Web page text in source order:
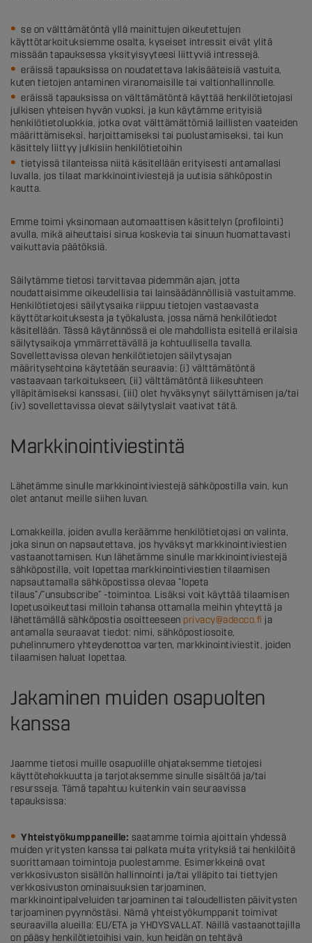
se on välttämätöntä yllä mainittujen oikeutettujen
käyttötarkoituksiemme osalta, kyseiset intressit eivät ylitä
missään tapauksessa yksityisyyteesi liittyviä intressejä.
eräissä tapauksissa on noudatettava lakisääteisiä vastuita,
kuten tietojen antaminen viranomaisille tai valtionhallinnolle.
eräissä tapauksissa on välttämätöntä käyttää henkilötietojasi
julkisen yhteisen hyvän vuoksi, ja kun käytämme erityisiä
henkilötietoluokkia, jotka ovat välttämättömiä laillisten vaateiden
määrittämiseksi, harjoittamiseksi tai puolustamiseksi, tai kun
käsittely liittyy julkisiin henkilötietoihin
tietyissä tilanteissa niitä käsitellään erityisesti antamallasi
luvalla, jos tilaat markkinointiviestejä ja uutisia sähköpostin
kautta.
Emme toimi yksinomaan automaattisen käsittelyn (profilointi)
avulla, mikä aiheuttaisi sinua koskevia tai sinuun huomattavasti
vaikuttavia päätöksiä.
Säilytämme tietosi tarvittavaa pidemmän ajan, jotta
noudattaisimme oikeudellisia tai lainsäädännöllisiä vastuitamme.
Henkilötietojesi säilytysaika riippuu tietojen vastaavasta
käyttötarkoituksesta ja työkalusta, jossa nämä henkilötiedot
käsitellään. Tässä käytännössä ei ole mahdollista esitellä erilaisia
säilytysaikoja ymmärrettävällä ja kohtuullisella tavalla.
Sovellettavissa olevan henkilötietojen säilytysajan
määritysehtoina käytetään seuraavia: (i) välttämätöntä
vastaavaan tarkoitukseen, (ii) välttämätöntä liikesuhteen
ylläpitämiseksi kanssasi, (iii) olet hyväksynyt säilyttämisen ja/tai
(iv) sovellettavissa olevat säilytyslait vaativat tätä.
Markkinointiviestintä
Lähetämme sinulle markkinointiviestejä sähköpostilla vain, kun
olet antanut meille siihen luvan.
Lomakkeilla, joiden avulla keräämme henkilötietojasi on valinta,
joka sinun on napsautettava, jos hyväksyt markkinointiviestien
vastaanottamisen. Kun lähetämme sinulle markkinointiviestejä
sähköpostilla, voit lopettaa markkinointiviestien tilaamisen
napsauttamalla sähköpostissa olevaa ”lopeta
tilaus”/”unsubscribe” -toimintoa. Lisäksi voit käyttää tilaamisen
lopetusoikeuttasi milloin tahansa ottamalla meihin yhteyttä ja
lähettämällä sähköpostia osoitteeseen privacy@adecco.fi ja
antamalla seuraavat tiedot: nimi, sähköpostiosoite,
puhelinnumero yhteydenottoa varten, markkinointiviestit, joiden
tilaamisen haluat lopettaa.
Jakaminen muiden osapuolten
kanssa
Jaamme tietosi muille osapuolille ohjataksemme tietojesi
käyttötehokkuutta ja tarjotaksemme sinulle sisältöä ja/tai
resursseja. Tämä tapahtuu kuitenkin vain seuraavissa
tapauksissa:
Yhteistyökumppaneille: saatamme toimia ajoittain yhdessä
muiden yritysten kanssa tai palkata muita yrityksiä tai henkilöitä
suorittamaan toimintoja puolestamme. Esimerkkeinä ovat
verkkosivuston sisällön hallinnointi ja/tai ylläpito tai tiettyjen
verkkosivuston ominaisuuksien tarjoaminen,
markkinointipalveluiden tarjoaminen tai taloudellisten päivitysten
tarjoaminen pyynnöstäsi. Nämä yhteistyökumppanit toimivat
seuraavilla alueilla: EU/ETA ja YHDYSVALLAT. Näillä vastaanottajilla
on pääsy henkilötietoihisi vain, kun heidän on tehtävä